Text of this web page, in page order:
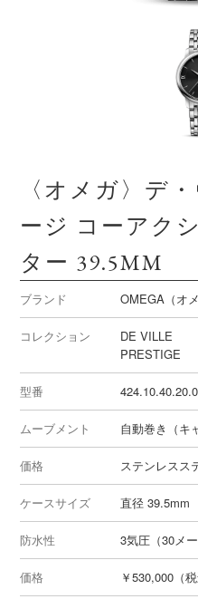
〈オメガ〉デ
ージ コーアク
ター 39.5M M
ブランド OMEGA（オメ
コレクション
DE VILLE
PRESTIG E
型番
ムーブメント 自動巻き（キ
価格 ステンレスス
ケースサイズ 直径 39.5mm
防水性 3気圧（30メ
価格 ￥530,000（税